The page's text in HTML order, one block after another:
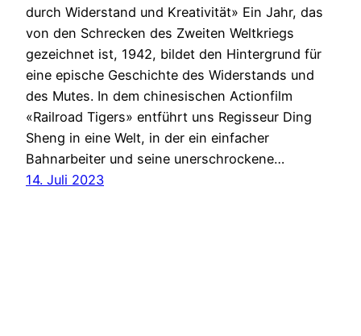
durch Widerstand und Kreativität» Ein Jahr, das
von den Schrecken des Zweiten Weltkriegs
gezeichnet ist, 1942, bildet den Hintergrund für
eine epische Geschichte des Widerstands und
des Mutes. In dem chinesischen Actionfilm
«Railroad Tigers» entführt uns Regisseur Ding
Sheng in eine Welt, in der ein einfacher
Bahnarbeiter und seine unerschrockene…
14. Juli 2023